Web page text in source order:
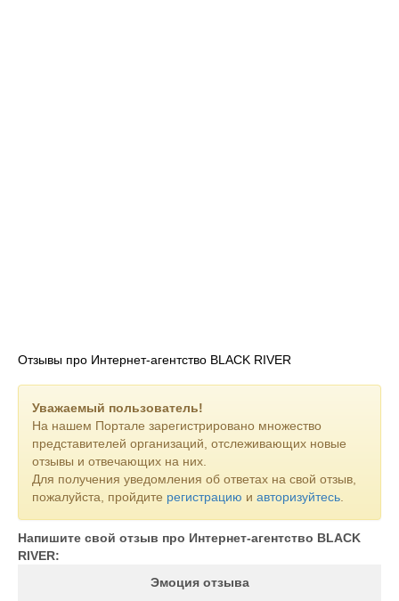
Отзывы про Интернет-агентство BLACK RIVER
Уважаемый пользователь!
На нашем Портале зарегистрировано множество
представителей организаций, отслеживающих новые
отзывы и отвечающих на них.
Для получения уведомления об ответах на свой отзыв,
пожалуйста, пройдите регистрацию и авторизуйтесь
Напишите свой отзыв про Интернет-агентство BLACK
RIVER:
Эмоция отзыва